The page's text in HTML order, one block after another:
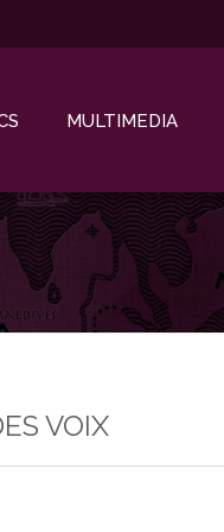
MULTIMEDIA
VOIX